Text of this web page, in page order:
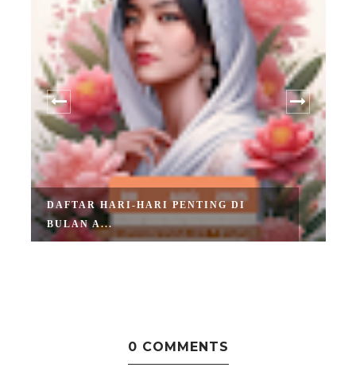
DAFTAR HARI-HARI PENTING DI
BULAN A...
0 COMMENTS